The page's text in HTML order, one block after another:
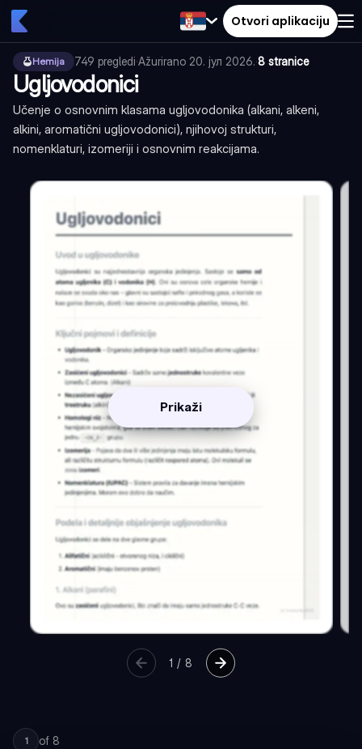
Otvori aplikaciju
Hemija 749 pregledi·Ažurirano 20. јул 2026.·8 stranice
Ugljovodonici
Učenje o osnovnim klasama ugljovodonika (alkani, alkeni,
alkini, aromatični ugljovodonici), njihovoj strukturi,
nomenklaturi, izomeriji i osnovnim reakcijama.
Prikaži
1 / 8
1 of 8